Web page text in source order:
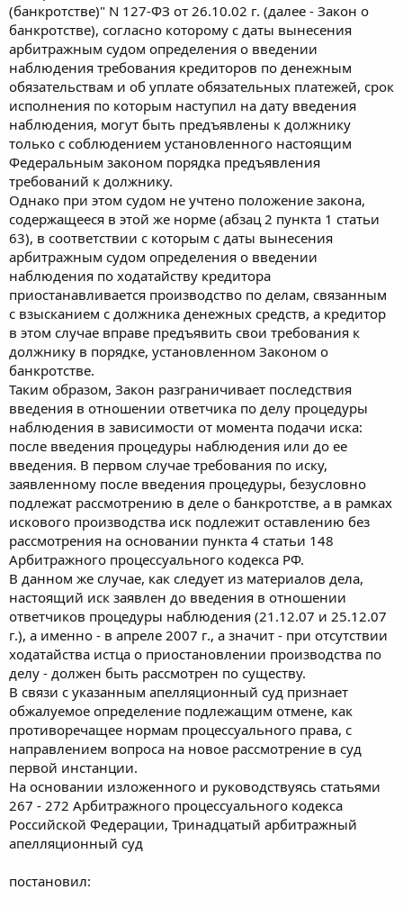
(банкротстве)" N 127-ФЗ от 26.10.02 г. (далее - Закон о
банкротстве), согласно которому с даты вынесения
арбитражным судом определения о введении
наблюдения требования кредиторов по денежным
обязательствам и об уплате обязательных платежей, срок
исполнения по которым наступил на дату введения
наблюдения, могут быть предъявлены к должнику
только с соблюдением установленного настоящим
Федеральным законом порядка предъявления
требований к должнику.
Однако при этом судом не учтено положение закона,
содержащееся в этой же норме (абзац 2 пункта 1 статьи
63), в соответствии с которым с даты вынесения
арбитражным судом определения о введении
наблюдения по ходатайству кредитора
приостанавливается производство по делам, связанным
с взысканием с должника денежных средств, а кредитор
в этом случае вправе предъявить свои требования к
должнику в порядке, установленном Законом о
банкротстве.
Таким образом, Закон разграничивает последствия
введения в отношении ответчика по делу процедуры
наблюдения в зависимости от момента подачи иска:
после введения процедуры наблюдения или до ее
введения. В первом случае требования по иску,
заявленному после введения процедуры, безусловно
подлежат рассмотрению в деле о банкротстве, а в рамках
искового производства иск подлежит оставлению без
рассмотрения на основании пункта 4 статьи 148
Арбитражного процессуального кодекса РФ.
В данном же случае, как следует из материалов дела,
настоящий иск заявлен до введения в отношении
ответчиков процедуры наблюдения (21.12.07 и 25.12.07
г.), а именно - в апреле 2007 г., а значит - при отсутствии
ходатайства истца о приостановлении производства по
делу - должен быть рассмотрен по существу.
В связи с указанным апелляционный суд признает
обжалуемое определение подлежащим отмене, как
противоречащее нормам процессуального права, с
направлением вопроса на новое рассмотрение в суд
первой инстанции.
На основании изложенного и руководствуясь статьями
267 - 272 Арбитражного процессуального кодекса
Российской Федерации, Тринадцатый арбитражный
апелляционный суд
постановил: